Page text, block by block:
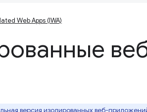
Web Apps (IWA)
версия изолированных веб-